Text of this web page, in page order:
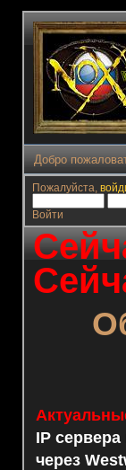
Добро
Пожалуйста,
Войти
IP
через